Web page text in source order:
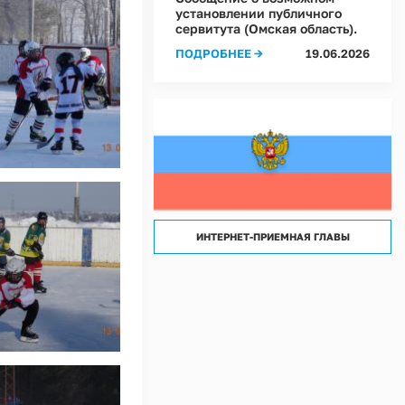
условий труда на рабочих местах в Администрации Ростовкинского
условий труда на рабочих местах в МКУ "Хозяйственное управление
установлении публичного
сервитута (Омская область).
ПОДРОБНЕЕ → 19.06.2026
ИНТЕРНЕТ-ПРИЕМНАЯ ГЛАВЫ